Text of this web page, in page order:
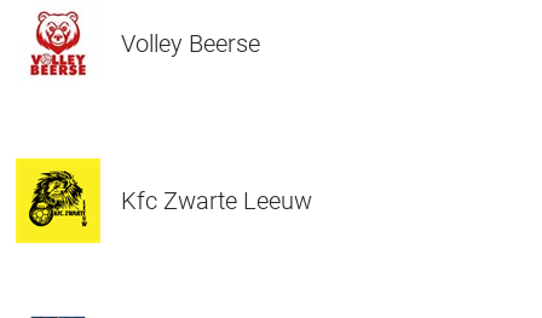
Volley Beerse
Kfc Zwarte Leeuw